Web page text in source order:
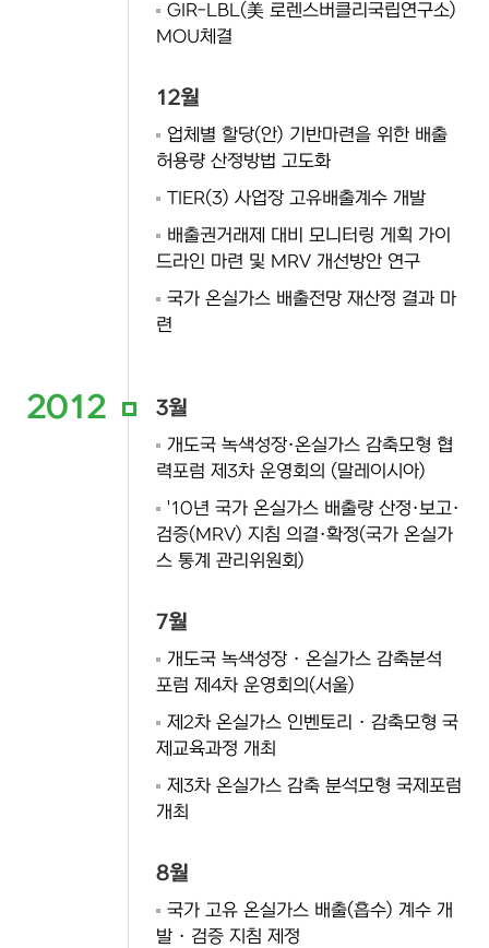
GIR-LBL(美 로렌스버클리국립연구소)
MOU체결
12월
업체별 할당(안) 기반마련을 위한 배출
허용량 산정방법 고도화
TIER(3) 사업장 고유배출계수 개발
배출권거래제 대비 모니터링 게획 가이
드라인 마련 및 MRV 개선방안 연구
국가 온실가스 배출전망 재산정 결과 마
련
2012 3월
개도국 녹색성장·온실가스 감축모형 협
력포럼 제3차 운영회의 (말레이시아)
'10년 국가 온실가스 배출량 산정·보고·
검증(MRV) 지침 의결·확정(국가 온실가
스 통계 관리위원회)
7월
개도국 녹색성장 · 온실가스 감축분석
포럼 제4차 운영회의(서울)
제2차 온실가스 인벤토리 · 감축모형 국
제교육과정 개최
제3차 온실가스 감축 분석모형 국제포럼
개최
8월
국가 고유 온실가스 배출(흡수) 계수 개
발 · 검증 지침 제정